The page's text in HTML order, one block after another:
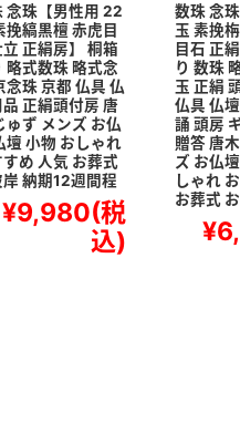
念珠【男性用 22
挽縞黒檀 赤虎目
正絹房】 桐箱
略式数珠 略式念
念珠 京都 仏具 仏
正絹頭付房 唐
ゅず メンズ お仏
壇 小物 おしゃれ
すめ 人気 お葬式
岸 納期12週間程
¥9,980(税
込)
数珠 念
玉 素挽
目石 正
り 数珠
玉 正絹
仏具 仏
誦 頭房
贈答 唐
ズ お仏
しゃれ
お葬式